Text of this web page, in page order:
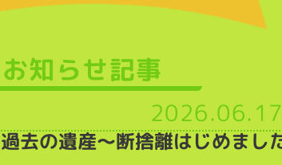
お知らせ記事
2026.06.17
過去の遺産～断捨離はじめまし